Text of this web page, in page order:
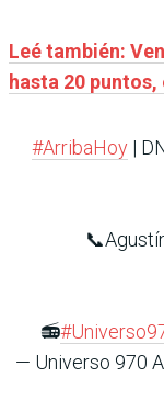
Leé también:
hasta 20
#ArribaHoy |
📻
— Universo 970